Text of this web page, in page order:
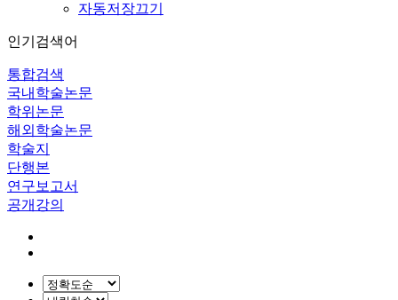
자동저장끄기
인기검색어
통합검색
국내학술논문
학위논문
해외학술논문
학술지
단행본
연구보고서
공개강의